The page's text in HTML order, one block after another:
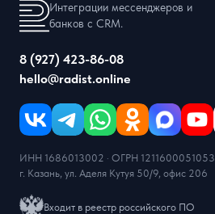
Интеграции мессенджеров и
банков с CRM.
8 (927) 423-86-08
hello@radist.online
ИНН 1686013002 · ОГРН 1211600051053
г. Казань, ул. Аделя Кутуя 50/9, офис 206
Входит в реестр российского ПО